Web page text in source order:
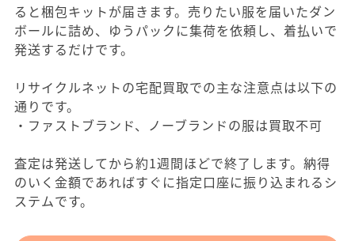
ると梱包キットが届きます。売りたい服を届いたダン
ボールに詰め、ゆうパックに集荷を依頼し、着払いで
発送するだけです。
リサイクルネットの宅配買取での主な注意点は以下の
通りです。
・ファストブランド、ノーブランドの服は買取不可
査定は発送してから約1週間ほどで終了します。納得
のいく金額であればすぐに指定口座に振り込まれるシ
ステムです。